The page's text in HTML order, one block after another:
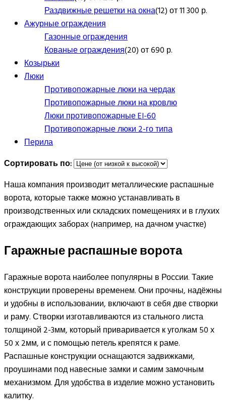
Раздвижные решетки на окна(12) от 11 300 р.
Ажурные ограждения
Газонные ограждения
Кованые ограждения(20) от 690 р.
Козырьки
Люки
Противопожарные люки на чердак
Противопожарные люки на кровлю
Люки противопожарные EI-60
Противопожарные люки 2-го типа
Перила
Сортировать по:
Наша компания производит металлические распашные
ворота, которые также можно устанавливать в
производственных или складских помещениях и в глухих
ограждающих заборах (например, на дачном участке)
Гаражные распашные ворота
Гаражные ворота наиболее популярны в России. Такие
конструкции проверены временем. Они прочны, надёжны
и удобны в использовании, включают в себя две створки
и раму. Створки изготавливаются из стального листа
толщиной 2-3мм, который приваривается к уголкам 50 х
50 х 2мм, и с помощью петель крепятся к раме.
Распашные конструкции оснащаются задвижками,
проушинами под навесные замки и самим замочным
механизмом. Для удобства в изделие можно установить
калитку.